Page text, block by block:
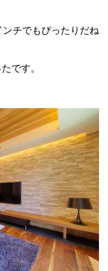
チでもぴったりだね
です。